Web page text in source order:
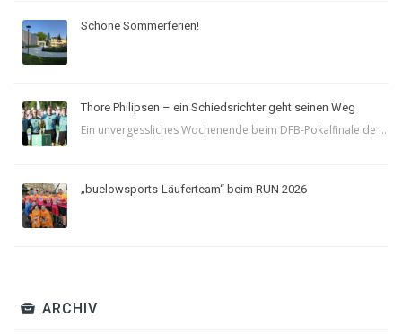
Schöne Sommerferien!
Thore Philipsen – ein Schiedsrichter geht seinen Weg
Ein unvergessliches Wochenende beim DFB-Pokalfinale de ...
„buelowsports-Läuferteam“ beim RUN 2026
ARCHIV